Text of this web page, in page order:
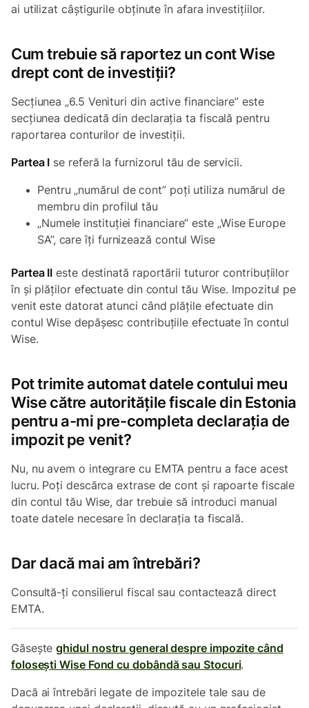
ai utilizat câștigurile obținute în afara investițiilor.
Cum trebuie să raportez un cont Wise
drept cont de investiții?
Secțiunea „6.5 Venituri din active financiare” este
secțiunea dedicată din declarația ta fiscală pentru
raportarea conturilor de investiții.
Partea I se referă la furnizorul tău de servicii.
Pentru „numărul de cont” poți utiliza numărul de
membru din profilul tău
„Numele instituției financiare” este „Wise Europe
SA”, care îți furnizează contul Wise
Partea II este destinată raportării tuturor contribuțiilor
în și plăților efectuate din contul tău Wise. Impozitul pe
venit este datorat atunci când plățile efectuate din
contul Wise depășesc contribuțiile efectuate în contul
Wise.
Pot trimite automat datele contului meu
Wise către autoritățile fiscale din Estonia
pentru a-mi pre-completa declarația de
impozit pe venit?
Nu, nu avem o integrare cu EMTA pentru a face acest
lucru. Poți descărca extrase de cont și rapoarte fiscale
din contul tău Wise, dar trebuie să introduci manual
toate datele necesare în declarația ta fiscală.
Dar dacă mai am întrebări?
Consultă-ți consilierul fiscal sau contactează direct
EMTA.
Găsește ghidul nostru general despre impozite când
folosești Wise Fond cu dobândă sau Stocuri.
Dacă ai întrebări legate de impozitele tale sau de